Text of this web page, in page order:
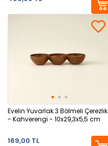
Evelin Yuvarlak 3 Bölmeli Çerezlik
- Kahverengi - 10x29,3x5,5 cm
169,00 TL